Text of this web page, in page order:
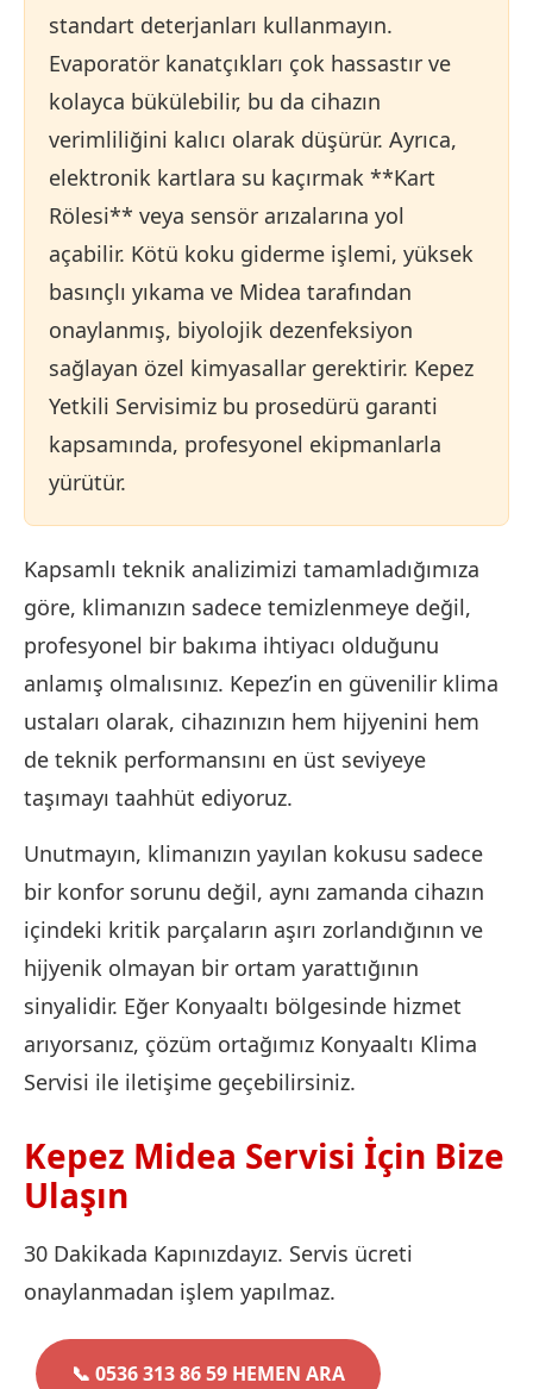
standart deterjanları kullanmayın.
Evaporatör kanatçıkları çok hassastır ve
kolayca bükülebilir, bu da cihazın
verimliliğini kalıcı olarak düşürür. Ayrıca,
elektronik kartlara su kaçırmak **Kart
Rölesi** veya sensör arızalarına yol
açabilir. Kötü koku giderme işlemi, yüksek
basınçlı yıkama ve Midea tarafından
onaylanmış, biyolojik dezenfeksiyon
sağlayan özel kimyasallar gerektirir. Kepez
Yetkili Servisimiz bu prosedürü garanti
kapsamında, profesyonel ekipmanlarla
yürütür.
Kapsamlı teknik analizimizi tamamladığımıza
göre, klimanızın sadece temizlenmeye değil,
profesyonel bir bakıma ihtiyacı olduğunu
anlamış olmalısınız. Kepez’in en güvenilir klima
ustaları olarak, cihazınızın hem hijyenini hem
de teknik performansını en üst seviyeye
taşımayı taahhüt ediyoruz.
Unutmayın, klimanızın yayılan kokusu sadece
bir konfor sorunu değil, aynı zamanda cihazın
içindeki kritik parçaların aşırı zorlandığının ve
hijyenik olmayan bir ortam yarattığının
sinyalidir. Eğer Konyaaltı bölgesinde hizmet
arıyorsanız, çözüm ortağımız Konyaaltı Klima
Servisi ile iletişime geçebilirsiniz.
Kepez Midea Servisi İçin Bize
Ulaşın
30 Dakikada Kapınızdayız. Servis ücreti
onaylanmadan işlem yapılmaz.
📞 0536 313 86 59 HEMEN ARA